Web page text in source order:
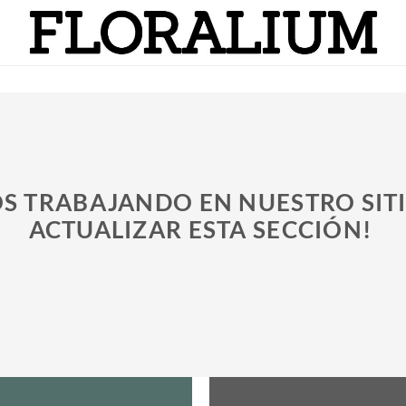
TRABAJANDO EN NUESTRO
ACTUALIZAR ESTA SECCIÓN!